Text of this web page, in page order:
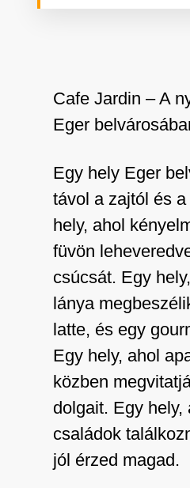
Cafe Jardin – A
Eger
Egy hely Eger
távol a zajtól és
hely, ahol
füvön
csúcsát. Egy
lánya
latte, és egy
Egy hely, ahol
közben
dolgait. Egy
családok
jól érzed magad.